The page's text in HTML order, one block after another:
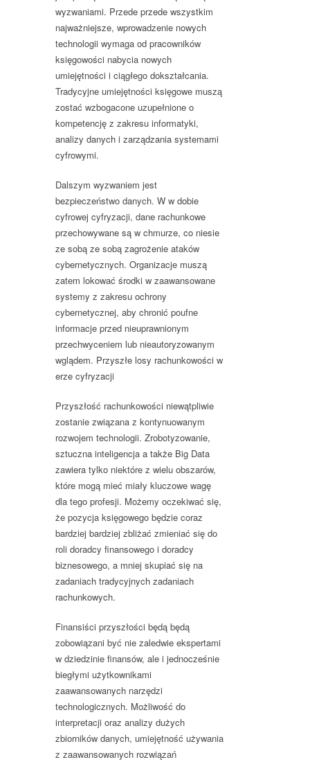
wyzwaniami. Przede przede wszystkim
najważniejsze, wprowadzenie nowych
technologii wymaga od pracowników
księgowości nabycia nowych
umiejętności i ciągłego dokształcania.
Tradycyjne umiejętności księgowe muszą
zostać wzbogacone uzupełnione o
kompetencję z zakresu informatyki,
analizy danych i zarządzania systemami
cyfrowymi.
Dalszym wyzwaniem jest
bezpieczeństwo danych. W w dobie
cyfrowej cyfryzacji, dane rachunkowe
przechowywane są w chmurze, co niesie
ze sobą ze sobą zagrożenie ataków
cybernetycznych. Organizacje muszą
zatem lokować środki w zaawansowane
systemy z zakresu ochrony
cybernetycznej, aby chronić poufne
informacje przed nieuprawnionym
przechwyceniem lub nieautoryzowanym
wglądem. Przyszłe losy rachunkowości w
erze cyfryzacji
Przyszłość rachunkowości niewątpliwie
zostanie związana z kontynuowanym
rozwojem technologii. Zrobotyzowanie,
sztuczna inteligencja a także Big Data
zawiera tylko niektóre z wielu obszarów,
które mogą mieć miały kluczowe wagę
dla tego profesji. Możemy oczekiwać się,
że pozycja księgowego będzie coraz
bardziej bardziej zbliżać zmieniać się do
roli doradcy finansowego i doradcy
biznesowego, a mniej skupiać się na
zadaniach tradycyjnych zadaniach
rachunkowych.
Finansiści przyszłości będą będą
zobowiązani być nie zaledwie ekspertami
w dziedzinie finansów, ale i jednocześnie
biegłymi użytkownikami
zaawansowanych narzędzi
technologicznych. Możliwość do
interpretacji oraz analizy dużych
zbiorników danych, umiejętność używania
z zaawansowanych rozwiązań